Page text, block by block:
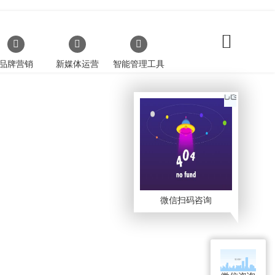
牌营销 新媒体运营 智能管理工具
微信扫码咨询